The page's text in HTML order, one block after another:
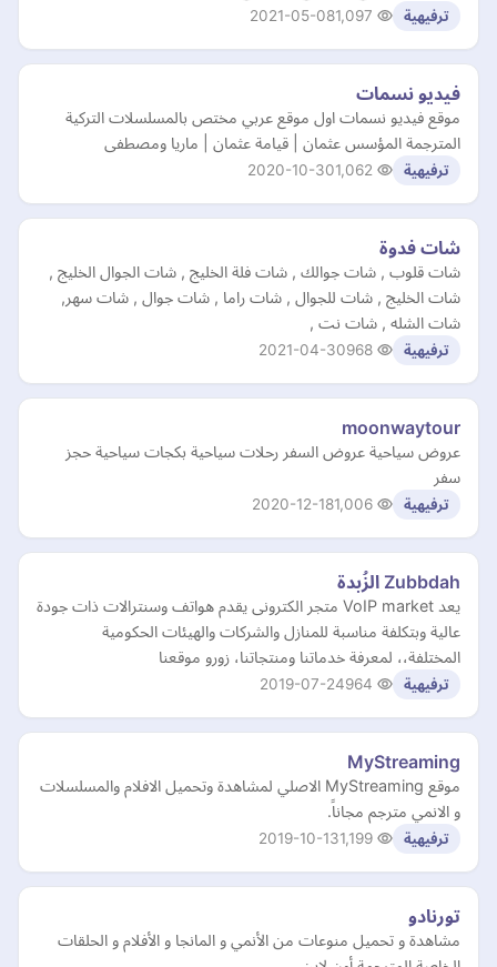
ترفيهية 2021-05-08
فيديو نسمات
موقع فيديو نسمات اول موقع عربي مختص بالمسلسلات التركية
المترجمة المؤسس عثمان | قيامة عثمان | ماريا ومصطفى
ترفيهية 2020-10-30
شات فدوة
شات قلوب , شات جوالك , شات فلة الخليج , شات الجوال الخليج ,
شات الخليج , شات للجوال , شات راما , شات جوال , شات سهر,
شات الشله , شات نت ,
ترفيهية 2021-04-30
moonwaytour
عروض سياحية عروض السفر رحلات سياحية بكجات سياحية حجز
سفر
ترفيهية 2020-12-18
Zubbdah الزُبدة
يعد VoIP market متجر الكترونى يقدم هواتف وسنترالات ذات جودة
عالية وبتكلفة مناسبة للمنازل والشركات والهيئات الحكومية
المختلفة،، لمعرفة خدماتنا ومنتجاتنا، زورو موقعنا
ترفيهية 2019-07-24
MyStreaming
موقع MyStreaming الاصلي لمشاهدة وتحميل الافلام والمسلسلات
و الانمي مترجم مجاناً.
ترفيهية 2019-10-13
تورنادو
مشاهدة و تحميل منوعات من الأنمي و المانجا و الأفلام و الحلقات